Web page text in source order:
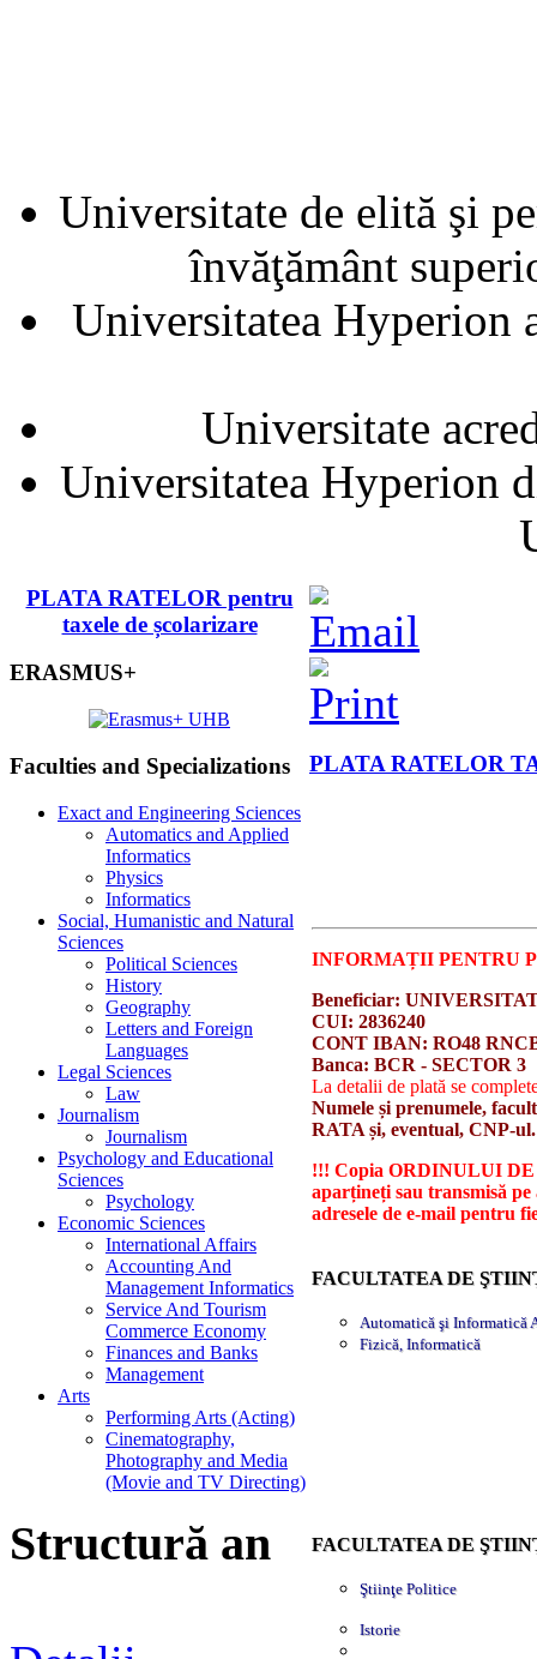
Universitate de elită şi
învăţământ
Universitatea Hyperion
Universitate
Universitatea Hyperion
PLATA RATELOR
INFORMAȚII PENTRU
Beneficiar:
CUI: 2836240
CONT IBAN: RO48 RNCB
Banca: BCR - SECTOR 3
La detalii de plată se
Numele și prenumele,
RATA și, eventual, CNP-ul.
!!! Copia ORDINULUI DE
aparțineți sau transmisă
adresele de e-mail pentru
FACULTATEA DE
Automatică şi Informatică
Fizică, Informatică
FACULTATEA DE
Ştiinţe Politice
Istorie
PLATA RATELOR pentru
taxele de școlarizare
ERASMUS+
Faculties and Specializations
Exact and Engineering Sciences
Automatics and Applied
Informatics
Physics
Informatics
Social, Humanistic and Natural
Sciences
Political Sciences
History
Geography
Letters and Foreign
Languages
Legal Sciences
Law
Journalism
Journalism
Psychology and Educational
Sciences
Psychology
Economic Sciences
International Affairs
Accounting And
Management Informatics
Service And Tourism
Commerce Economy
Finances and Banks
Management
Arts
Performing Arts (Acting)
Cinematography,
Photography and Media
(Movie and TV Directing)
Structură an